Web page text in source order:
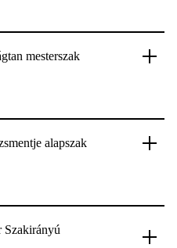
mesterszak
alapszak
Szakirányú